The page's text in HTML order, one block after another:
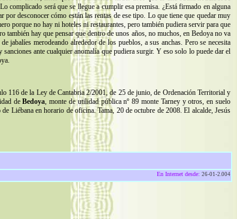
complicado será que se llegue a cumplir esa premisa. ¿Está firmado en alguna
desconocer cómo están las rentas de ese tipo. Lo que tiene que quedar muy
porque no hay ni hoteles ni restaurantes, pero también pudiera servir para que
también hay que pensar que dentro de unos años, no muchos, en Bedoya no va
jabalíes merodeando alrededor de los pueblos, a sus anchas. Pero se necesita
ante cualquier anomalía que pudiera surgir. Y eso solo lo puede dar el
116 de la Ley de Cantabria 2/2001, de 25 de junio, de Ordenación Territorial y
deBedoya, monte de utilidad pública nº 89 monte Tarney y otros, en suelo
Liébana en horario de oficina. Tama, 20 de octubre de 2008. El alcalde, Jesús
En Internet desde: 26-01-2.004